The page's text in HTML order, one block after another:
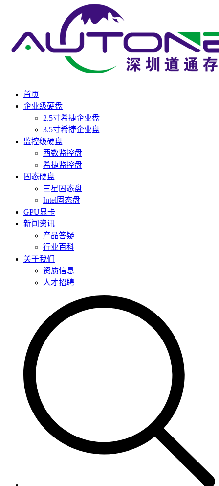
首页
企业级硬盘
2.5寸希捷企业盘
3.5寸希捷企业盘
监控级硬盘
西数监控盘
希捷监控盘
固态硬盘
三星固态盘
Intel固态盘
GPU显卡
新闻资讯
产品答疑
行业百科
关于我们
资质信息
人才招聘